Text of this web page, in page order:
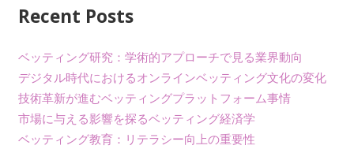
ー
ョ
ン
Recent Posts
ベッティング研究：学術的アプローチで見る業界動向
デジタル時代におけるオンラインベッティング文化の変化
技術革新が進むベッティングプラットフォーム事情
市場に与える影響を探るベッティング経済学
ベッティング教育：リテラシー向上の重要性